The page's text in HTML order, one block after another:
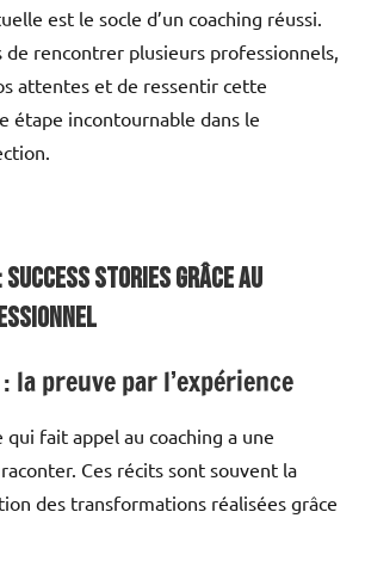
est le socle d’un coaching réussi.
rencontrer plusieurs professionnels,
attentes et de ressentir cette
étape incontournable dans le
Success Stories Grâce au
la preuve par l’expérience
qui fait appel au coaching a une
Ces récits sont souvent la
des transformations réalisées grâce